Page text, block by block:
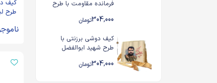
فرمانده مقاومت با طرح
سلیمانی
304,000تومان
کیف دوشی برزنتی با
طرح شهید ابوالفضل
304,000تومان
کیف
طرح